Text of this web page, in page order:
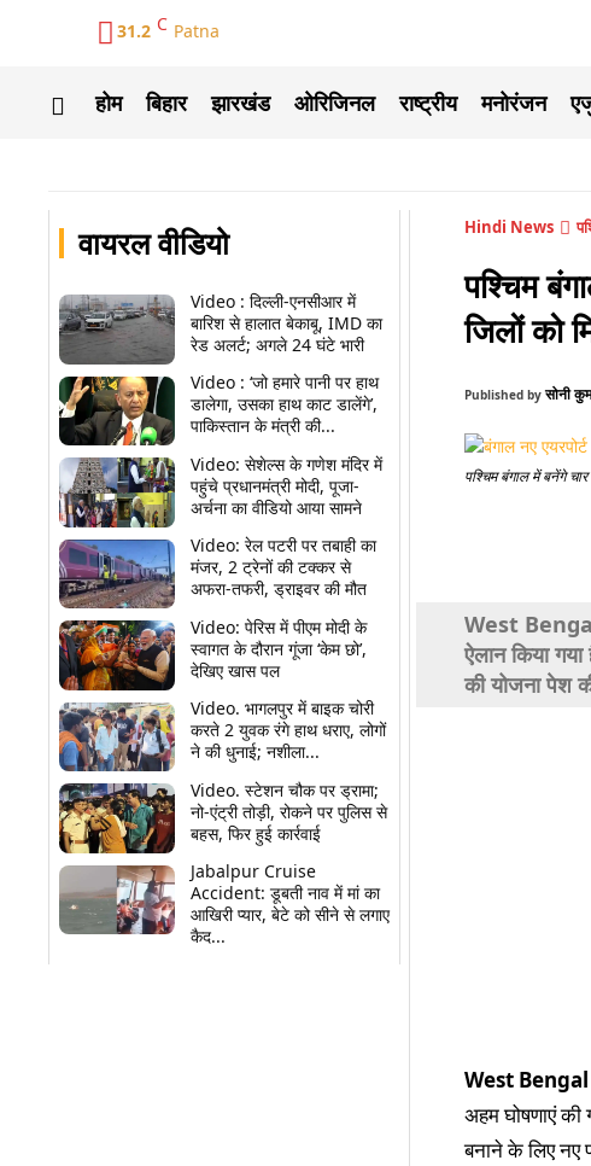
31.2 C Patna
होम बिहार झारखंड ओरिजिनल राष्ट्रीय मनोरंजन
वायरल वीडियो
Video : दिल्ली-एनसीआर में
बारिश से हालात बेकाबू, IMD का
रेड अलर्ट; अगले 24 घंटे भारी
Video : ‘जो हमारे पानी पर हाथ
डालेगा, उसका हाथ काट डालेंगे’,
पाकिस्तान के मंत्री की...
Video: सेशेल्स के गणेश मंदिर में
पहुंचे प्रधानमंत्री मोदी, पूजा-
अर्चना का वीडियो आया सामने
Video: रेल पटरी पर तबाही का
मंजर, 2 ट्रेनों की टक्कर से
अफरा-तफरी, ड्राइवर की मौत
Video: पेरिस में पीएम मोदी के
स्वागत के दौरान गूंजा ‘केम छो’,
देखिए खास पल
Video. भागलपुर में बाइक चोरी
करते 2 युवक रंगे हाथ धराए, लोगों
ने की धुनाई; नशीला...
Video. स्टेशन चौक पर ड्रामा;
नो-एंट्री तोड़ी, रोकने पर पुलिस से
बहस, फिर हुई कार्रवाई
Jabalpur Cruise
Accident: डूबती नाव में मां का
आखिरी प्यार, बेटे को सीने से लगाए
कैद...
Hindi News
पश्चिम
जिलों को
Published by सोनी
पश्चिम बंगाल में बनेंगे चार
West Bengal
ऐलान किया
की योजना पेश
West
अहम घोषणाएं
बनाने के लिए नए